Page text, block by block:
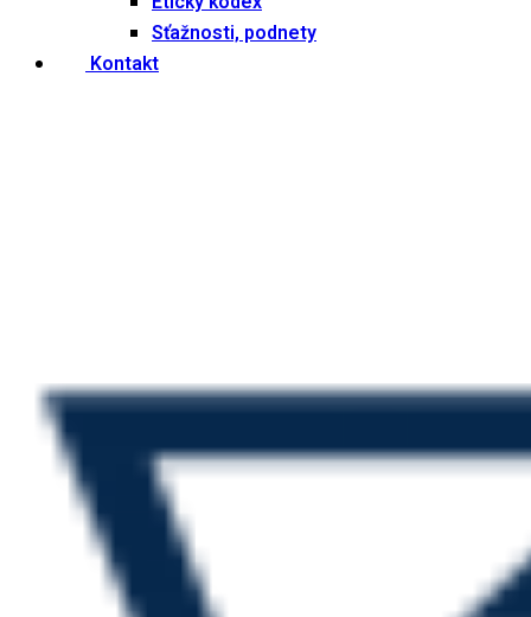
Sťažnosti, podnety
Kontakt